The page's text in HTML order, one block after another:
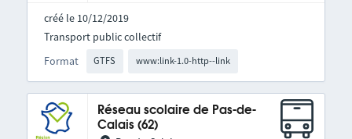
créé le 10/12/2019
Format GTFS www:link-1.0-http--link
Transport public collectif
Réseau scolaire de Pas-de-
Calais (62)